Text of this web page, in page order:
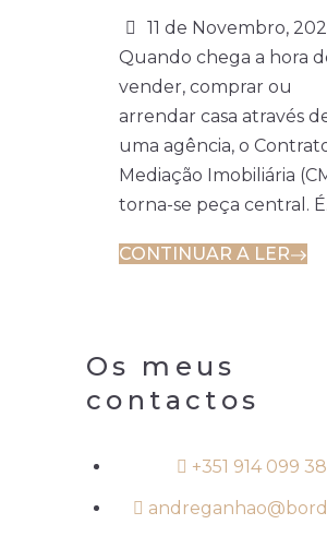
11 de Novembro,
Quando chega a hora
vender, comprar ou
arrendar casa através
uma agência, o
Mediação Imobiliária
torna-se peça central.
CONTINUAR A LER
Os meus
contactos
+351 914 099